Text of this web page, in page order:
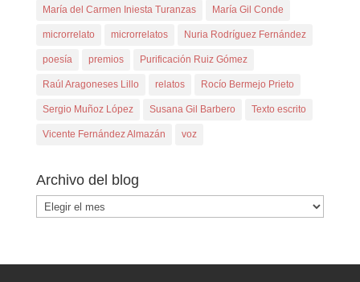
María del Carmen Iniesta Turanzas María Gil Conde
microrrelato microrrelatos Nuria Rodríguez Fernández
poesía premios Purificación Ruiz Gómez
Raúl Aragoneses Lillo relatos Rocío Bermejo Prieto
Sergio Muñoz López Susana Gil Barbero Texto escrito
Vicente Fernández Almazán voz
Archivo del blog
Archivo
del